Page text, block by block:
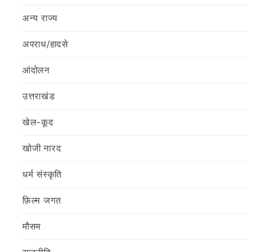
अन्य राज्य
अपराध/हादसे
आंदोलन
उत्तराखंड
खेल-कूद
खोजी नारद
धर्म संस्कृति
फ़िल्‍म जगत
मौसम